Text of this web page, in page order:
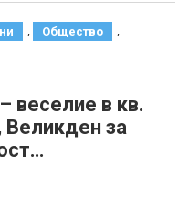
, Общество ,
веселие в кв.
за